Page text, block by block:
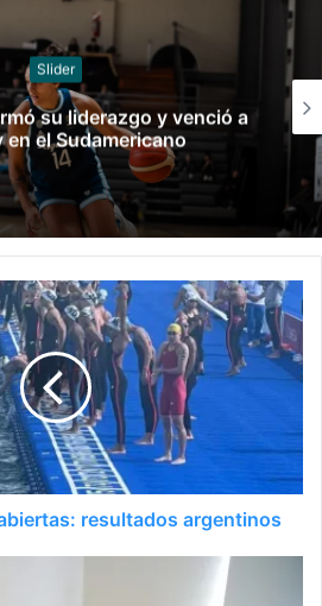
Slider
su liderazgo y venció a
en el Sudamericano
resultados argentinos